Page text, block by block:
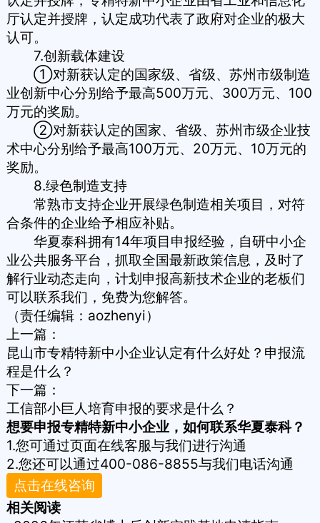
厅认定并授牌，认定成功代表了政府对企业的极大
认可。
7.创新载体建设
①对新获认定的国家级、省级、苏州市级制造
业创新中心分别给予最高500万元、300万元、100
万元的奖励。
②对新获认定的国家、省级、苏州市级企业技
术中心分别给予最高100万元、20万元、10万元的
奖励。
8.绿色制造支持
常熟市支持企业开展绿色制造相关项目，对符
合条件的企业给予相应补贴。
华夏泰科拥有14年项目申报经验，自研中小企
业公共服务平台，抓取全国最新政策信息，及时了
解行业动态走向，计划申报高新技术企业的老板们
可以联系我们，免费为您解答。
（责任编辑：aozhenyi）
上一篇：
昆山市专精特新中小企业认定有什么好处？申报流
程是什么？
下一篇：
工信部小巨人培育申报的要求是什么？
想要申报专精特新中小企业，如何联系华夏泰科？
1.您可通过页面在线客服与我们进行沟通
2.您还可以通过400-086-8855与我们电话沟通
点击在线咨询
相关阅读